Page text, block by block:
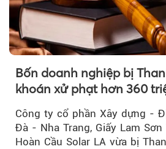
Bốn doanh nghiệp bị
khoán xử phạt hơn 360
Công ty cổ phần Xây dựng -
Đà - Nha Trang, Giấy Lam
Hoàn Cầu Solar LA vừa bị